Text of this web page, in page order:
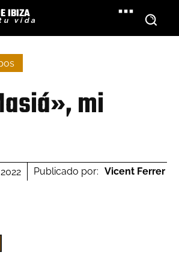
IBIZA
vida
mi
Publicado por: Vicent Ferrer